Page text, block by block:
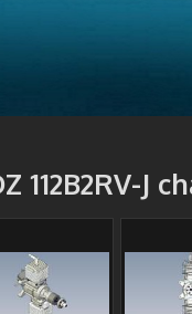
112B2RV-J